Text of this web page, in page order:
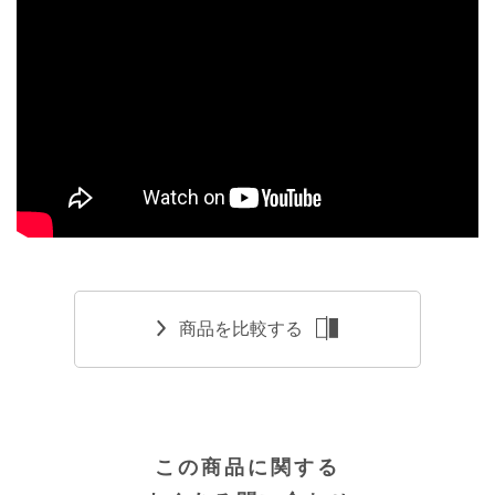
商品を比較する
この商品に関する